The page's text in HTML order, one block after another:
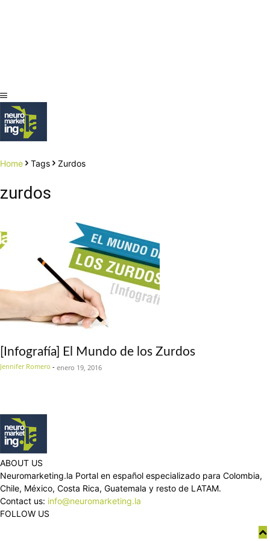
Home Tags Zurdos
zurdos
[Infografía] El Mundo de los Zurdos
Jennifer Romero - enero 19, 2016
ABOUT US
Neuromarketing.la Portal en español especializado para Colombia,
Chile, México, Costa Rica, Guatemala y resto de LATAM.
Contact us: info@neuromarketing.la
FOLLOW US